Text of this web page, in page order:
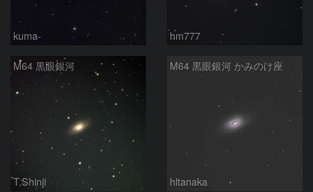
kuma- hm777
M64 黒眼銀河
T.Shinji
M64 黒眼銀河 かみのけ座
hltanaka